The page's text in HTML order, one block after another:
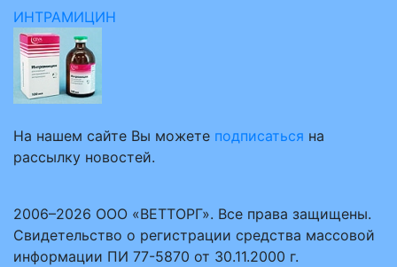
ИНТРАМИЦИН
На нашем сайте Вы можете подписаться на
рассылку новостей.
2006–2026 ООО «ВЕТТОРГ». Все права защищены.
Свидетельство о регистрации средства массовой
информации ПИ 77-5870 от 30.11.2000 г.